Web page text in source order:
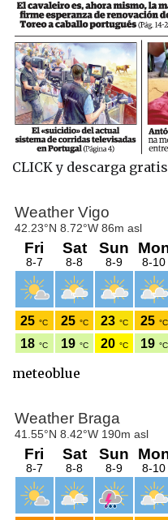
CLICK y descarga gratis
meteoblue